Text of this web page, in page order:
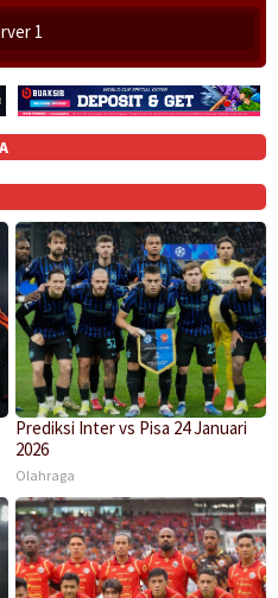
1
Prediksi Inter vs Pisa 24 Januari
2026
Olahraga